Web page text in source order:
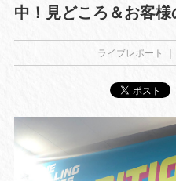
中！見どころ＆お客様
ライブレポート ｜